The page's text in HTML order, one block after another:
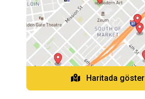
Haritada göster